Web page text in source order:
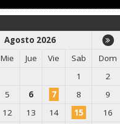
Agosto 2026
Mie Jue Vie Sab
Dom
1
2
5 6 7 8
9
12 13 14 15
16